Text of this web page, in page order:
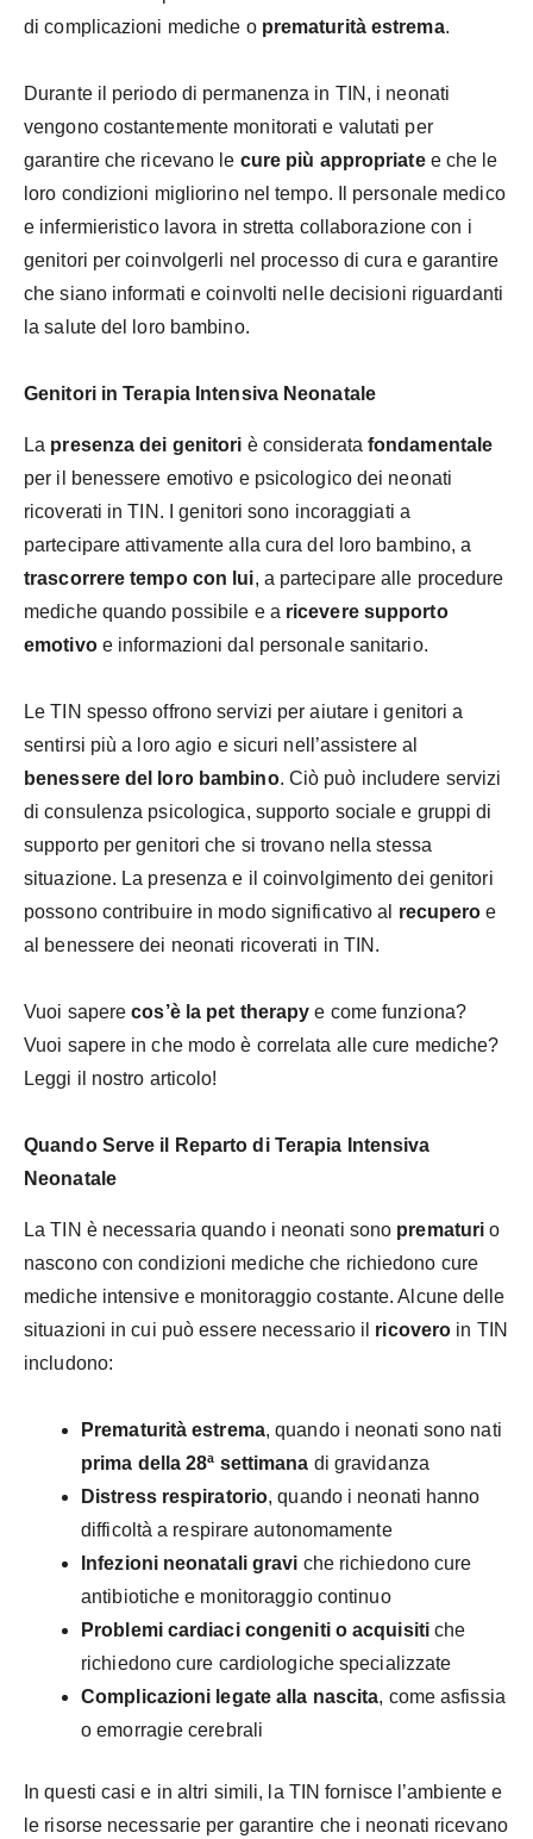
di complicazioni mediche o prematurità estrema.
Durante il periodo di permanenza in TIN, i neonati
vengono costantemente monitorati e valutati per
garantire che ricevano le cure più appropriatee che le
loro condizioni migliorino nel tempo. Il personale medico
e infermieristico lavora in stretta collaborazione con i
genitori per coinvolgerli nel processo di cura e garantire
che siano informati e coinvolti nelle decisioni riguardanti
la salute del loro bambino.
Genitori in Terapia Intensiva Neonatale
La presenza dei genitori è considerata fondamentale
per il benessere emotivo e psicologico dei neonati
ricoverati in TIN. I genitori sono incoraggiati a
partecipare attivamente alla cura del loro bambino, a
trascorrere tempo con lui, a partecipare alle procedure
mediche quando possibile e a ricevere supporto
emotivoe informazioni dal personale sanitario.
Le TIN spesso offrono servizi per aiutare i genitori a
sentirsi più a loro agio e sicuri nell’assistere al
benessere del loro bambino. Ciò può includere servizi
di consulenza psicologica, supporto sociale e gruppi di
supporto per genitori che si trovano nella stessa
situazione. La presenza e il coinvolgimento dei genitori
possono contribuire in modo significativo al recupero e
al benessere dei neonati ricoverati in TIN.
Vuoi saperecos’è la pet therapy e come funziona?
Vuoi sapere in che modo è correlata alle cure mediche?
Leggi il nostro articolo!
Quando Serve il Reparto di Terapia Intensiva
Neonatale
La TIN è necessaria quando i neonati sono prematuri o
nascono con condizioni mediche che richiedono cure
mediche intensive e monitoraggio costante. Alcune delle
situazioni in cui può essere necessario il ricovero in TIN
includono:
Prematurità estrema, quando i neonati sono nati
prima della 28ª settimana di gravidanza
Distress respiratorio, quando i neonati hanno
difficoltà a respirare autonomamente
Infezioni neonatali gravi che richiedono cure
antibiotiche e monitoraggio continuo
Problemi cardiaci congeniti o acquisitiche
richiedono cure cardiologiche specializzate
Complicazioni legate alla nascita, come asfissia
o emorragie cerebrali
In questi casi e in altri simili, la TIN fornisce l’ambiente e
le risorse necessarie per garantire che i neonati ricevano